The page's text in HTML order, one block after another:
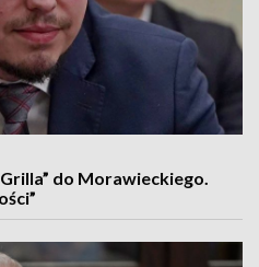
do Morawieckiego.